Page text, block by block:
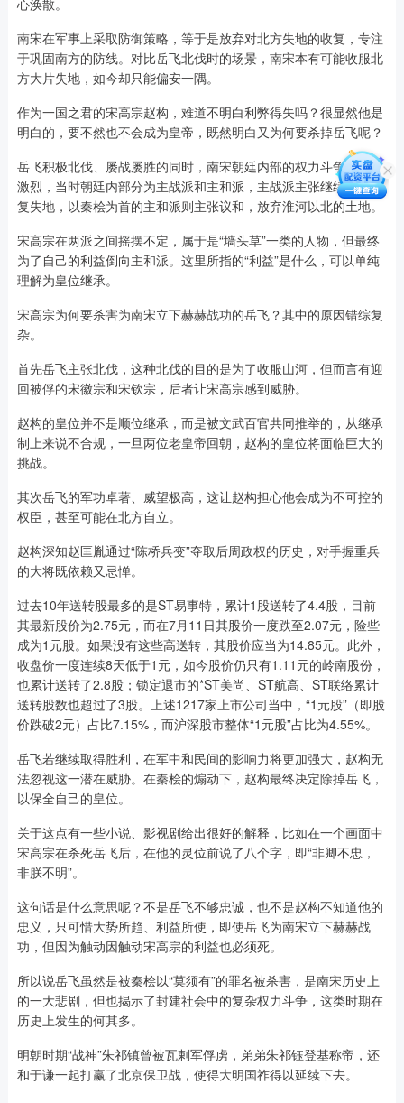
心涣散。
南宋在军事上采取防御策略，等于是放弃对北方失地的收复，专注
于巩固南方的防线。对比岳飞北伐时的场景，南宋本有可能收服北
方大片失地，如今却只能偏安一隅。
作为一国之君的宋高宗赵构，难道不明白利弊得失吗？很显然他是
明白的，要不然也不会成为皇帝，既然明白又为何要杀掉岳飞呢？
岳飞积极北伐、屡战屡胜的同时，南宋朝廷内部的权力斗争却日益
激烈，当时朝廷内部分为主战派和主和派，主战派主张继续抗金收
复失地，以秦桧为首的主和派则主张议和，放弃淮河以北的土地。
宋高宗在两派之间摇摆不定，属于是“墙头草”一类的人物，但最终
为了自己的利益倒向主和派。这里所指的“利益”是什么，可以单纯
理解为皇位继承。
宋高宗为何要杀害为南宋立下赫赫战功的岳飞？其中的原因错综复
杂。
首先岳飞主张北伐，这种北伐的目的是为了收服山河，但而言有迎
回被俘的宋徽宗和宋钦宗，后者让宋高宗感到威胁。
赵构的皇位并不是顺位继承，而是被文武百官共同推举的，从继承
制上来说不合规，一旦两位老皇帝回朝，赵构的皇位将面临巨大的
挑战。
其次岳飞的军功卓著、威望极高，这让赵构担心他会成为不可控的
权臣，甚至可能在北方自立。
赵构深知赵匡胤通过“陈桥兵变”夺取后周政权的历史，对手握重兵
的大将既依赖又忌惮。
过去10年送转股最多的是ST易事特，累计1股送转了4.4股，目前
其最新股价为2.75元，而在7月11日其股价一度跌至2.07元，险些
成为1元股。如果没有这些高送转，其股价应当为14.85元。此外，
收盘价一度连续8天低于1元，如今股价仍只有1.11元的岭南股份，
也累计送转了2.8股；锁定退市的*ST美尚、ST航高、ST联络累计
送转股数也超过了3股。上述1217家上市公司当中，“1元股”（即股
价跌破2元）占比7.15%，而沪深股市整体“1元股”占比为4.55%。
岳飞若继续取得胜利，在军中和民间的影响力将更加强大，赵构无
法忽视这一潜在威胁。在秦桧的煽动下，赵构最终决定除掉岳飞，
以保全自己的皇位。
关于这点有一些小说、影视剧给出很好的解释，比如在一个画面中
宋高宗在杀死岳飞后，在他的灵位前说了八个字，即“非卿不忠，
非朕不明”。
这句话是什么意思呢？不是岳飞不够忠诚，也不是赵构不知道他的
忠义，只可惜大势所趋、利益所使，即使岳飞为南宋立下赫赫战
功，但因为触动因触动宋高宗的利益也必须死。
所以说岳飞虽然是被秦桧以“莫须有”的罪名被杀害，是南宋历史上
的一大悲剧，但也揭示了封建社会中的复杂权力斗争，这类时期在
历史上发生的何其多。
明朝时期“战神”朱祁镇曾被瓦剌军俘虏，弟弟朱祁钰登基称帝，还
和于谦一起打赢了北京保卫战，使得大明国祚得以延续下去。